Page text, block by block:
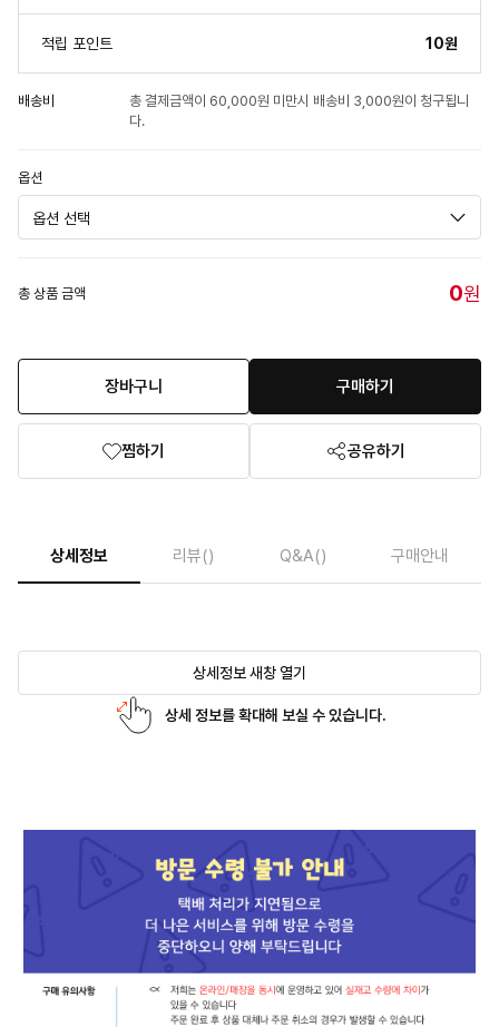
적립 포인트 10원
배송비
총 결제금액이 60,000원 미만시 배송비 3,000원이 청구됩니
다.
옵션
총 상품 금액 0원
장바구니 구매하기
찜하기 공유하기
상세정보 리뷰() Q&A() 구매안내
상세정보 새창 열기
상세 정보를 확대해 보실 수 있습니다.